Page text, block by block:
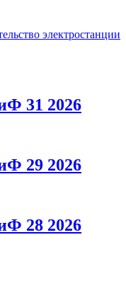
электростанции
31 2026
29 2026
28 2026